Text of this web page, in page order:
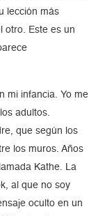
lección más
otro. Este es un
mi infancia. Yo me
adultos.
que según los
los muros. Años
Kathe. La
al que no soy
oculto en un